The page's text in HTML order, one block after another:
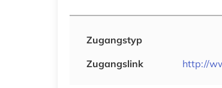
Zugangstyp
Zugangslink
http://